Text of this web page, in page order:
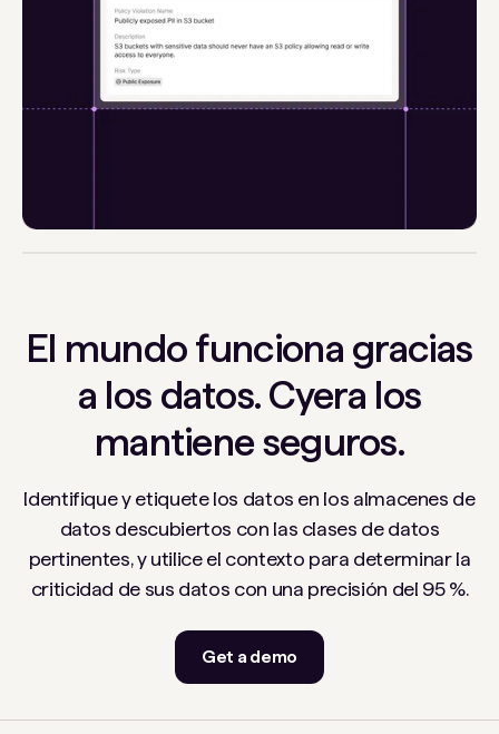
El mundo funciona gracias
a los datos. Cyera los
mantiene seguros.
Identifique y etiquete los datos en los almacenes de
datos descubiertos con las clases de datos
pertinentes, y utilice el contexto para determinar la
criticidad de sus datos con una precisión del 95 %.
Get a demo